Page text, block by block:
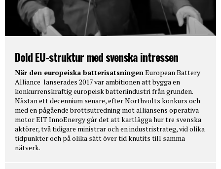
Dold EU-struktur med svenska intressen
När den europeiska batterisatsningenEuropean Battery
Alliance lanserades 2017 var ambitionen att bygga en
konkurrenskraftig europeisk batteriindustri från grunden.
Nästan ett decennium senare, efter Northvolts konkurs och
med en pågående brottsutredning mot alliansens operativa
motor EIT InnoEnergy går det att kartlägga hur tre svenska
aktörer, två tidigare ministrar och en industristrateg, vid olika
tidpunkter och på olika sätt över tid knutits till samma
nätverk.